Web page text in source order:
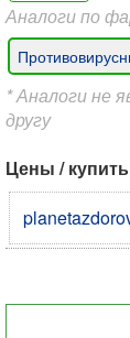
Аналоги по
* Аналоги не
другу
Цены /